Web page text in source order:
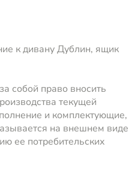
к дивану Дублин, ящик
собой право вносить
текущей
и комплектующие,
на внешнем виде
ее потребительских